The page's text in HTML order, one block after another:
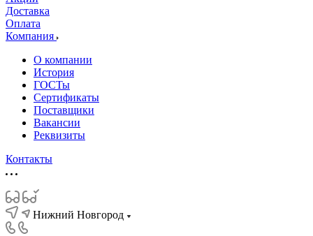
Доставка
Оплата
Компания
О компании
История
ГОСТы
Сертификаты
Поставщики
Вакансии
Реквизиты
Контакты
Нижний Новгород